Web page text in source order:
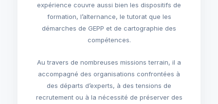
expérience couvre aussi bien les dispositifs de
formation, l’alternance, le tutorat que les
démarches de GEPP et de cartographie des
compétences.
Au travers de nombreuses missions terrain, il a
accompagné des organisations confrontées à
des départs d’experts, à des tensions de
recrutement ou à la nécessité de préserver des